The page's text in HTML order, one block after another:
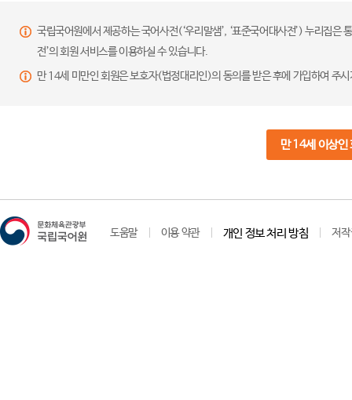
국립국어원에서 제공하는 국어사전(‘우리말샘’, ‘표준국어대사전’) 누리집
전’의 회원 서비스를 이용하실 수 있습니다.
만 14세 미만인 회원은 보호자(법정대리인)의 동의를 받은 후에 가입하여 주
만 14세 이상인
도움말 이용 약관 개인 정보 처리 방침 저